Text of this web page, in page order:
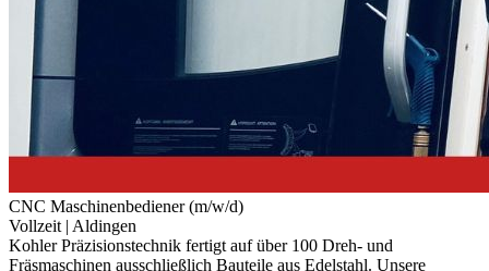
CNC Maschinenbediener (m/w/d)
Vollzeit | Aldingen
Kohler Präzisionstechnik fertigt auf über 100 Dreh- und
Fräsmaschinen ausschließlich Bauteile aus Edelstahl. Unsere